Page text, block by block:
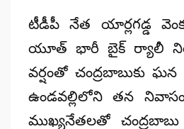
టీడీపీ నేత యార్లగడ్డ
యూత్ భారీ బైక్‌ ర్యాలీ
వర్షంతో చంద్రబాబుకు
ఉండవల్లిలోని తన
ముఖ్యనేతలతో